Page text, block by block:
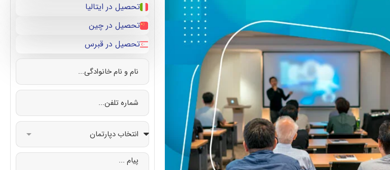
تحصیل در ایتالیا
تحصیل در چین
تحصیل در قبرس